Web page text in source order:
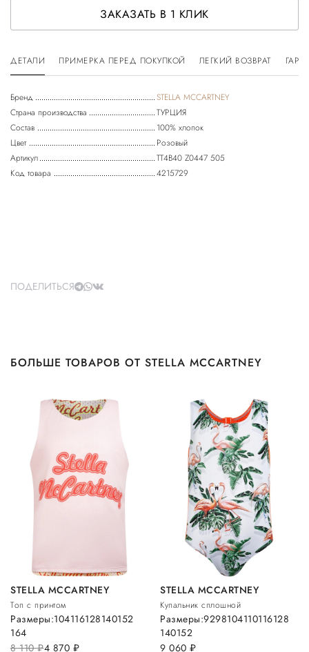
ЗАКАЗАТЬ В 1 КЛИК
ДЕТАЛИ ПРИМЕРКА ПЕРЕД ПОКУПКОЙ ЛЕГКИЙ ВОЗВРАТ
Бренд
STELLA MCCARTNEY
Страна производства
ТУРЦИЯ
Состав
100% хлопок
Цвет
Розовый
Артикул
TT4B40 Z0447 505
Код товара
4215729
ПОДЕЛИТЬСЯ
БОЛЬШЕ ТОВАРОВ ОТ STELLA MCCARTNEY
STELLA MCCARTNEY
Топ с принтом
8 110руб.4 870 руб.
Размеры:104116128140152
164
STELLA MCCARTNEY
Купальник сплошной
9 060руб.
Размеры:9298104110116128
140152